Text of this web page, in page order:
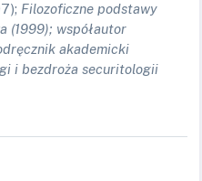
Filozoficzne podstawy
(1999); współautor
akademicki
i bezdroża securitologii